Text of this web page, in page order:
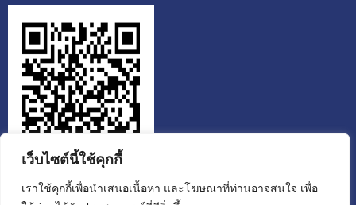
เว็บไซต์นี้ใช้คุกกี้
เราใช้คุกกี้เพื่อนำเสนอเนื้อหา และโฆษณาที่ท่านอาจสนใจ เพื่อ